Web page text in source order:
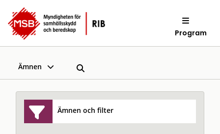
Program
Ämnen
Ämnen och filter